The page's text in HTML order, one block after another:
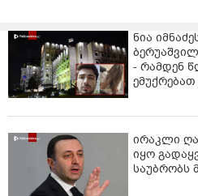
ტარდება".
“გუშინ დასრულდა
თვითმმართველობის
- „ძლიერი საქართველო -
ამჟამად კონკრეტული
დაწესებულებაში იხდიან
ნია
- რამდენ
ირაკლი
იყო
საუბრობს